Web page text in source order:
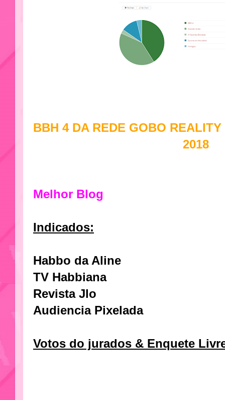
BBH 4 DA REDE GOBO
2018
Melhor Blog
Indicados:
Habbo da Aline
TV Habbiana
Revista Jlo
Audiencia Pixelada
Votos do jurados & Enquete